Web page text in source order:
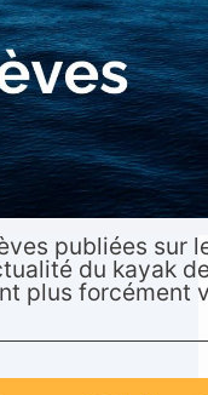
de contact
publiées sur
du kayak
plus forcément